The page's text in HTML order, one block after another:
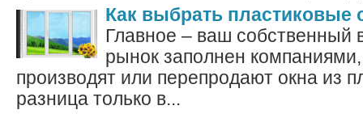
Как выбрать пластиковые
Главное – ваш собственный
рынок заполнен
производят или перепродают окна из
разница только в...